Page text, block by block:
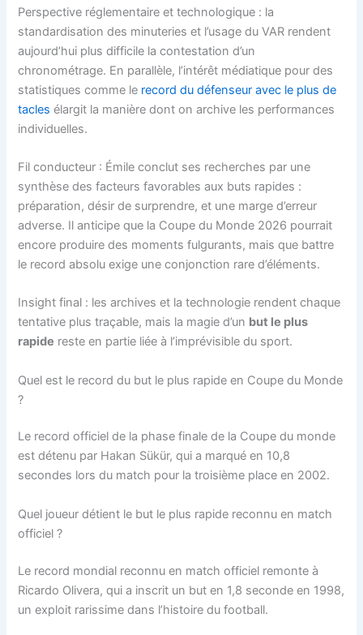
Perspective réglementaire et technologique : la
standardisation des minuteries et l’usage du VAR rendent
aujourd’hui plus difficile la contestation d’un
chronométrage. En parallèle, l’intérêt médiatique pour des
statistiques comme le record du défenseur avec le plus de
tacles élargit la manière dont on archive les performances
individuelles.
Fil conducteur : Émile conclut ses recherches par une
synthèse des facteurs favorables aux buts rapides :
préparation, désir de surprendre, et une marge d’erreur
adverse. Il anticipe que la Coupe du Monde 2026 pourrait
encore produire des moments fulgurants, mais que battre
le record absolu exige une conjonction rare d’éléments.
Insight final : les archives et la technologie rendent chaque
tentative plus traçable, mais la magie d’un but le plus
rapide reste en partie liée à l’imprévisible du sport.
Quel est le record du but le plus rapide en Coupe du Monde
?
Le record officiel de la phase finale de la Coupe du monde
est détenu par Hakan Sükür, qui a marqué en 10,8
secondes lors du match pour la troisième place en 2002.
Quel joueur détient le but le plus rapide reconnu en match
officiel ?
Le record mondial reconnu en match officiel remonte à
Ricardo Olivera, qui a inscrit un but en 1,8 seconde en 1998,
un exploit rarissime dans l’histoire du football.